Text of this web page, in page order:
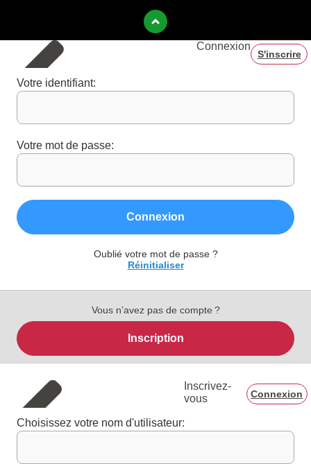
Connexion
S'inscrire
Votre identifiant:
Votre mot de passe:
Connexion
Oublié votre mot de passe ?
Réinitialiser
Vous n’avez pas de compte ?
Inscription
Inscrivez-
vous
Connexion
Choisissez votre nom d'utilisateur: